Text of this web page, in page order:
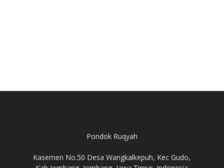
Pondok Ruqyah
Kasemen No.50 Desa Wangkalkepuh, Kec Gudo,